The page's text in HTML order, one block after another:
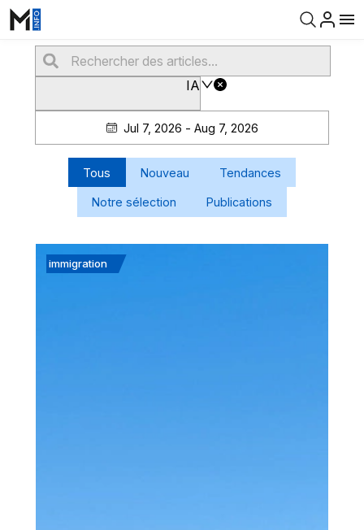
IA
Jul 7, 2026 - Aug 7, 2026
Tous Nouveau Tendances
Notre sélection Publications
immigration